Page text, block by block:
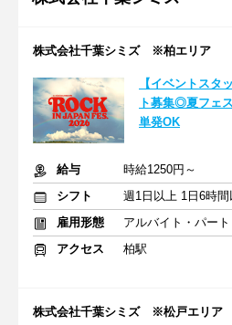
株式会社千葉シミズ ※柏エリア
【イベントスタ
ト募集◎夏フェ
単発OK
給与
時給1250円～
シフト
雇用形態
アルバイト・パート
アクセス
柏駅
株式会社千葉シミズ ※松戸エリア